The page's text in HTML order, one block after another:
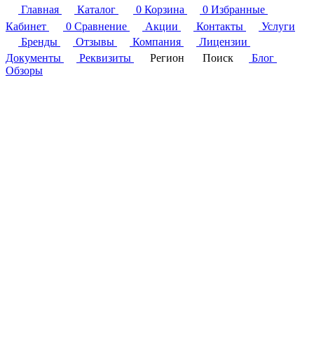
Главная Каталог 0 Корзина 0 Избранные
Кабинет
0 Сравнение Акции Контакты
Услуги
Бренды
Отзывы Компания
Лицензии
Документы
Реквизиты Регион Поиск
Блог
Обзоры